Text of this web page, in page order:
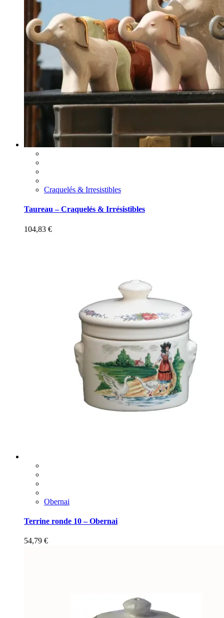
Craquelés & Irresistibles
Taureau – Craquelés & Irrésistibles
104,83 €
Obernai
Terrine ronde 10 – Obernai
54,79 €